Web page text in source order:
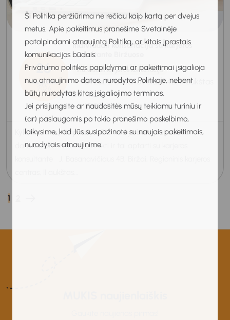
Ši Politika peržiūrima ne rečiau kaip kartą per dvejus
metus. Apie pakeitimus pranešime Svetainėje
patalpindami atnaujintą Politiką, ar kitais įprastais
komunikacijos būdais.
Privatumo politikos papildymai ar pakeitimai įsigalioja
nuo atnaujinimo datos, nurodytos Politikoje, nebent
būtų nurodytas kitas įsigaliojimo terminas.
Jei prisijungsite ar naudositės mūsų teikiamu turiniu ir
(ar) paslaugomis po tokio pranešimo paskelbimo,
laikysime, kad Jūs susipažinote su naujais pakeitimais,
nurodytais atnaujinime.
26
Rugpjūtis
Individuali konsultacija su karjeros
konsultante Biržuose
Individuali karjeros konsultacija
Biržai, J. Basanavičiaus 4B, II aukštas
201 kab.
10:30-11:30
Kyla klausimų, kaip rašyti CV, kad jis būtų patrauklus
darbdaviui? Kviečiu susitikti ir tai aptarti su karjeros
1